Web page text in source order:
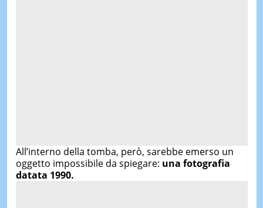
All’interno della tomba, però, sarebbe emerso un
oggetto impossibile da spiegare: una fotografia
datata 1990.